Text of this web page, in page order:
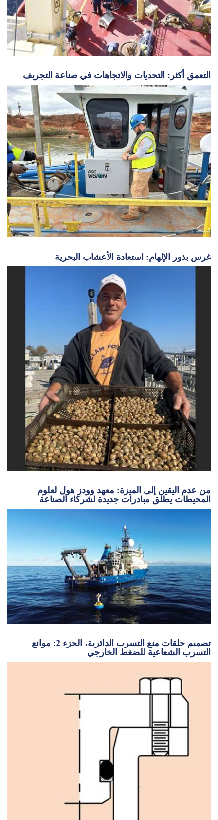
التعمق أكثر: التحديات والاتجاهات في صناعة التجريف
غرس بذور الإلهام: استعادة الأعشاب البحرية
من عدم اليقين إلى الميزة: معهد وودز هول لعلوم
المحيطات يطلق مبادرات جديدة لشركاء الصناعة
تصميم حلقات منع التسرب الدائرية، الجزء 2: موانع
التسرب الشعاعية للضغط الخارجي